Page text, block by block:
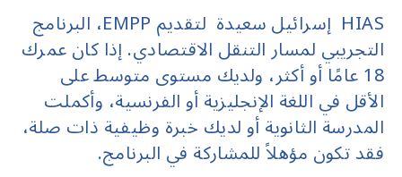
HIAS إسرائيل سعيدة لتقديم EMPP، البرنامج
التجريبي لمسار التنقل الاقتصادي. إذا كان عمرك
18 عامًا أو أكثر، ولديك مستوى متوسط على
الأقل في اللغة الإنجليزية أو الفرنسية، وأكملت
المدرسة الثانوية أو لديك خبرة وظيفية ذات صلة،
فقد تكون مؤهلاً للمشاركة في البرنامج.